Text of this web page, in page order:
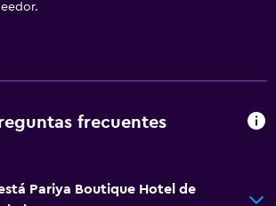
frecuentes
Pariya Boutique Hotel de